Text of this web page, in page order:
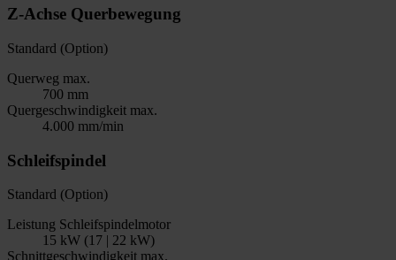
Z-Achse Querbewegung
Standard (Option)
Querweg max.
700 mm
Quergeschwindigkeit max.
4.000 mm/min
Schleifspindel
Standard (Option)
Leistung Schleifspindelmotor
15 kW (17 | 22 kW)
Schnittgeschwindigkeit max.